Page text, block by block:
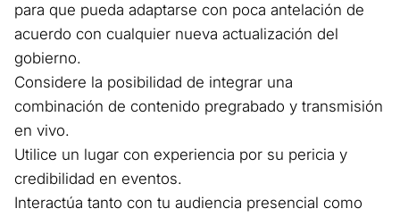
para que pueda adaptarse con poca antelación de
acuerdo con cualquier nueva actualización del
gobierno.
Considere la posibilidad de integrar una
combinación de contenido pregrabado y transmisión
en vivo.
Utilice un lugar con experiencia por su pericia y
credibilidad en eventos.
Interactúa tanto con tu audiencia presencial como